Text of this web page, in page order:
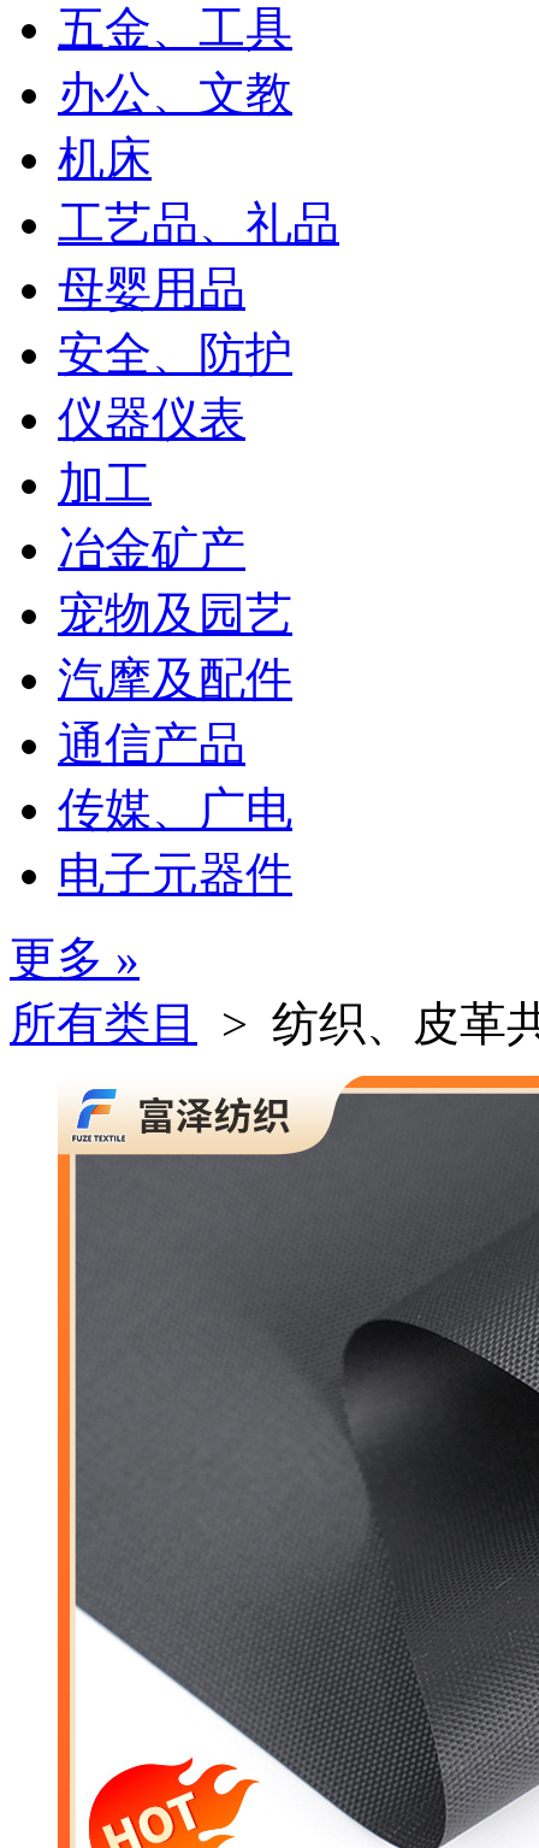
五金、工具
办公、文教
机床
工艺品、礼品
母婴用品
安全、防护
仪器仪表
加工
冶金矿产
宠物及园艺
汽摩及配件
通信产品
传媒、广电
电子元器件
更多 »
所有类目
> 纺织、皮革